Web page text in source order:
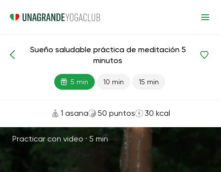
Meditaciones y respiración Dormir
Sueño saludable práctica de meditación 5
minutos
5 min 10 min 15 min
1 asana 50 puntos 30 kcal
Practicar con video · 5 min